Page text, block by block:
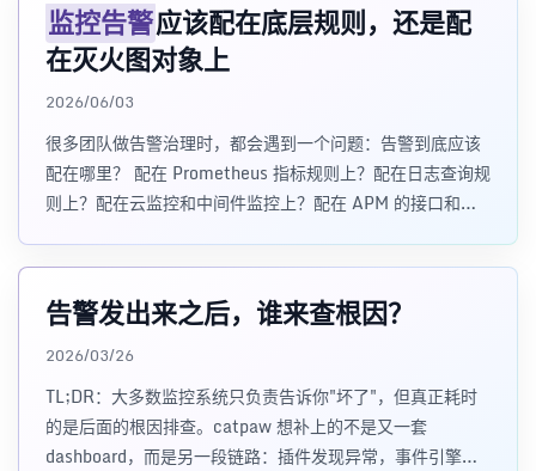
监控告警应该配在底层规则，还是配
在灭火图对象上
2026/06/03
很多团队做告警治理时，都会遇到一个问题：告警到底应该
配在哪里？ 配在 Prometheus 指标规则上？配在日志查询规
则上？配在云监控和中间件监控上？配在 APM 的接口和服
告警发出来之后，谁来查根因？
2026/03/26
TL;DR：大多数监控系统只负责告诉你"坏了"，但真正耗时
的是后面的根因排查。catpaw 想补上的不是又一套
dashboard，而是另一段链路：插件发现异常，事件引擎做